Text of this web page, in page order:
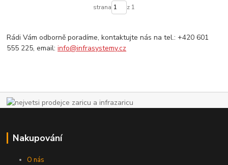
strana z 1
Rádi Vám odborně poradíme, kontaktujte nás na tel.: +420 601
555 225, email:info@infrasystemy.cz
Nakupování
O nás